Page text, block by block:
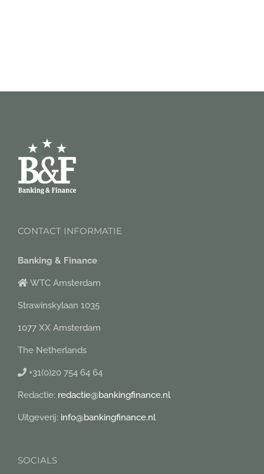
CONTACT INFORMATIE
Banking & Finance
WTC Amsterdam
Strawinskylaan 1035
1077 XX Amsterdam
The Netherlands
+31(0)20 754 64 64
Redactie: redactie@bankingfinance.nl
Uitgeverij: info@bankingfinance.nl
SOCIALS